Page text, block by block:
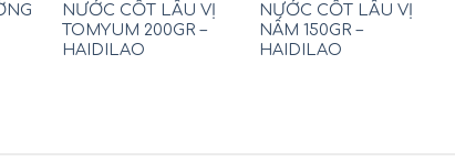
NƯỚC CỐT LẨU VỊ
TOMYUM 200GR –
HAIDILAO
NƯỚC CỐT LẨU VỊ
NẤM 150GR –
HAIDILAO